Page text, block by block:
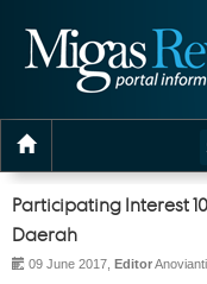
Participating Interest
Daerah
09 June 2017, Editor